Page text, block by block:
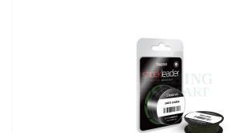
ZOBACZ PRODUKT